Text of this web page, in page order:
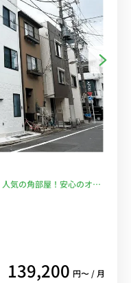
気の角部屋！安心のオー
ぷり収納2ドア冷蔵庫など
ンタル中！
139,200 円〜 / 月